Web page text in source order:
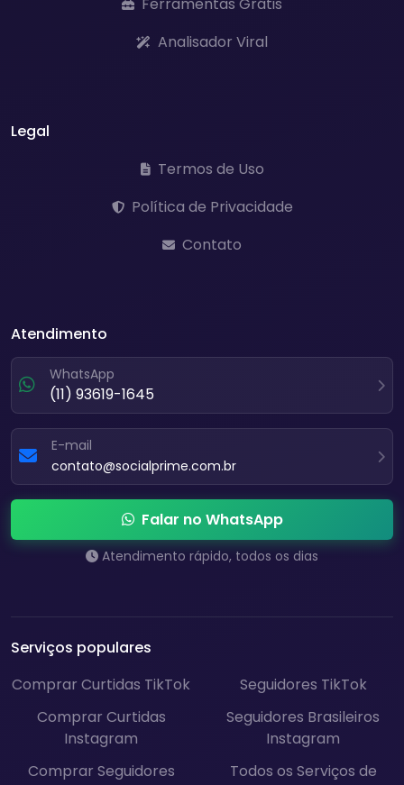
Ferramentas Grátis
Analisador Viral
Legal
Termos de Uso
Política de Privacidade
Contato
Atendimento
WhatsApp
(11) 93619-1645
E-mail
contato@socialprime.com.br
Falar no WhatsApp
Atendimento rápido, todos os dias
Serviços populares
Comprar Curtidas TikTok
Seguidores TikTok
Comprar Curtidas
Instagram
Seguidores Brasileiros
Instagram
Comprar Seguidores
Todos os Serviços de